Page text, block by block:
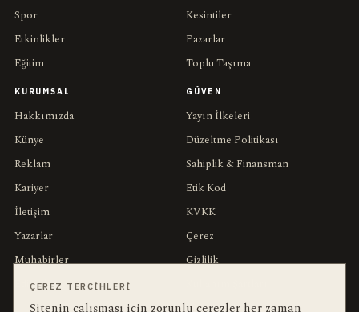
Spor
Etkinlikler
Eğitim
Kesintiler
Pazarlar
Toplu Taşıma
KURUMSAL
Hakkımızda
Künye
Reklam
Kariyer
İletişim
Yazarlar
Muhabirler
Editörler
GÜVEN
Yayın İlkeleri
Düzeltme Politikası
Sahiplik & Finansman
Etik Kod
KVKK
Çerez
Gizlilik
ÇEREZ TERCIHLERI